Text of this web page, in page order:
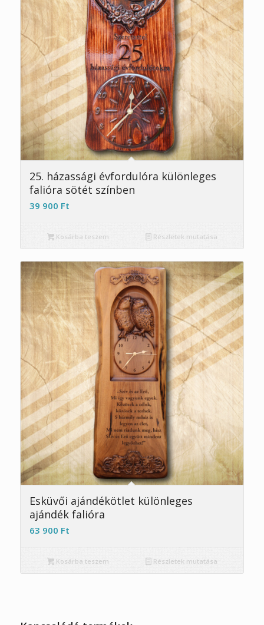
5.00
25. házassági évfordulóra különleges
falióra sötét színben
39 900 Ft
Kosárba teszem Részletek mutatása
Esküvői ajándékötlet különleges
ajándék falióra
63 900 Ft
Kosárba teszem Részletek mutatása